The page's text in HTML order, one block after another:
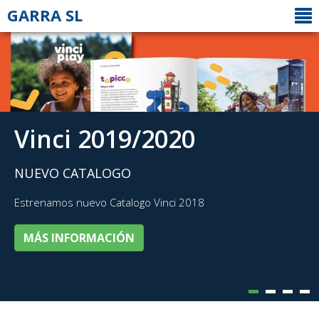
GARRA SL
Vinci 2019/2020
NUEVO CATALOGO
Estrenamos nuevo Catalogo Vinci 2018
MÁS INFORMACIÓN